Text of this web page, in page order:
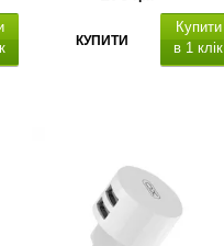
КУПИТИ
Купити
в 1 клік
LED індикатор.